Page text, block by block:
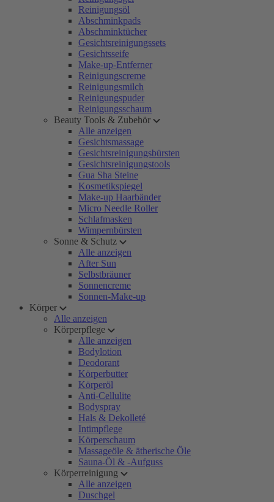
Reinigungsöl
Abschminkpads
Abschminktücher
Gesichtsreinigungssets
Gesichtsseife
Make-up-Entferner
Reinigungscreme
Reinigungsmilch
Reinigungspuder
Reinigungsschaum
Beauty Tools & Zubehör
Alle anzeigen
Gesichtsmassage
Gesichtsreinigungsbürsten
Gesichtsreinigungstools
Gua Sha Steine
Kosmetikspiegel
Make-up Haarbänder
Micro Needle Roller
Schlafmasken
Wimpernbürsten
Sonne & Schutz
Alle anzeigen
After Sun
Selbstbräuner
Sonnencreme
Sonnen-Make-up
Körper
Alle anzeigen
Körperpflege
Alle anzeigen
Bodylotion
Deodorant
Körperbutter
Körperöl
Anti-Cellulite
Bodyspray
Hals & Dekolleté
Intimpflege
Körperschaum
Massageöle & ätherische Öle
Sauna-Öl & -Aufguss
Körperreinigung
Alle anzeigen
Duschgel